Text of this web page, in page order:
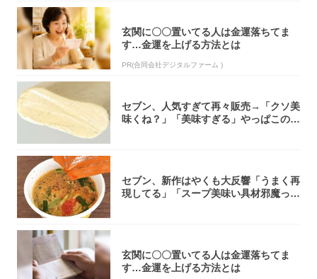
玄関に〇〇置いてる人は金運落ちてま
す…金運を上げる方法とは
PR(合同会社デジタルファーム )
セブン、人気すぎて再々販売→「クソ美
味くね？」「美味すぎる」やっぱこのク
セブン、新作はやくも大反響「うまく再
現してる」「スープ美味い具材邪魔って
玄関に〇〇置いてる人は金運落ちてま
す…金運を上げる方法とは